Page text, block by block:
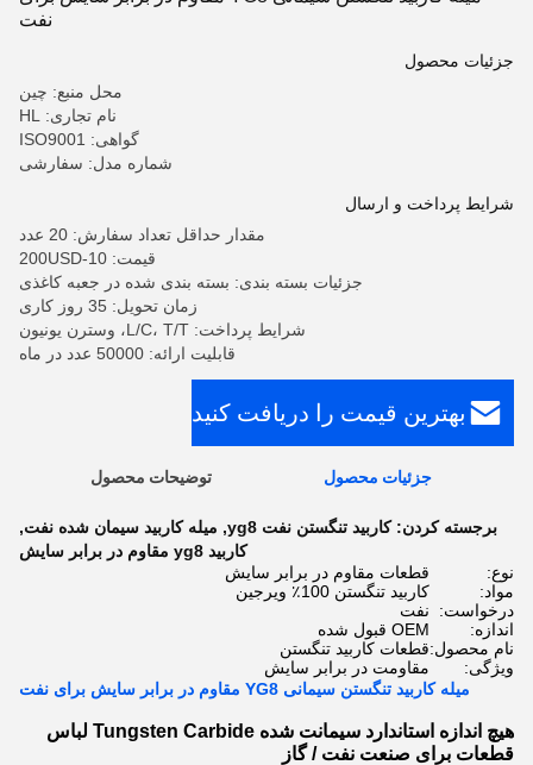
نفت
جزئیات محصول
محل منبع: چین
نام تجاری: HL
گواهی: ISO9001
شماره مدل: سفارشی
شرایط پرداخت و ارسال
مقدار حداقل تعداد سفارش: 20 عدد
قیمت: 10-200USD
جزئیات بسته بندی: بسته بندی شده در جعبه کاغذی
زمان تحویل: 35 روز کاری
شرایط پرداخت: L/C، T/T، وسترن یونیون
قابلیت ارائه: 50000 عدد در ماه
بهترین قیمت را دریافت کنید
جزئیات محصول توضیحات محصول
برجسته کردن:کاربید تنگستن نفت yg8 , میله کاربید سیمان شده نفت,
کاربید yg8 مقاوم در برابر سایش
نوع:
قطعات مقاوم در برابر سایش
مواد:
کاربید تنگستن 100٪ ویرجین
درخواست:
نفت
اندازه:
OEM قبول شده
نام محصول:قطعات کاربید تنگستن
ویژگی:
مقاومت در برابر سایش
میله کاربید تنگستن سیمانی YG8 مقاوم در برابر سایش برای نفت
هیچ اندازه استاندارد سیمانت شده Tungsten Carbide لباس
قطعات برای صنعت نفت / گاز